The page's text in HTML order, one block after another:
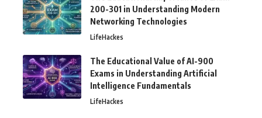
200-301 in Understanding Modern
Networking Technologies
LifeHackes
The Educational Value of AI-900
Exams in Understanding Artificial
Intelligence Fundamentals
LifeHackes